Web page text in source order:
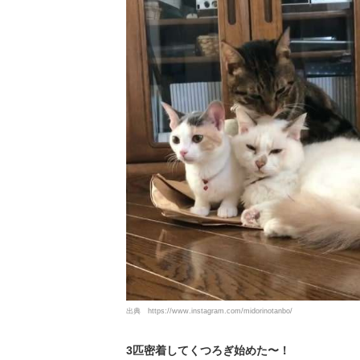
出典 https://www.instagram.com/midorinotanbo/
3匹密着してくつろぎ始めた〜！